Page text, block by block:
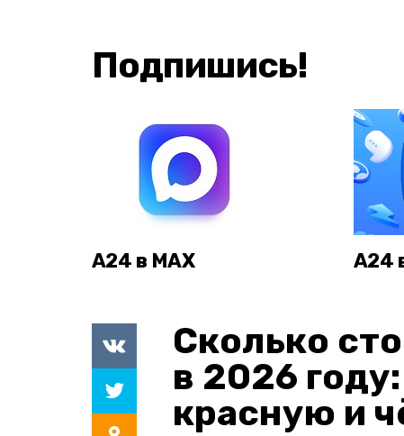
Подпишись!
А24 в MAX А24
Сколько
в 2026
красную и